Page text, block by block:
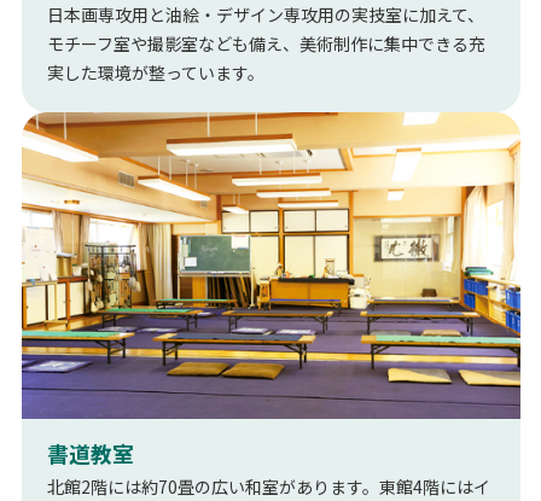
日本画専攻用と油絵・デザイン専攻用の実技室に加えて、
モチーフ室や撮影室なども備え、美術制作に集中できる充
実した環境が整っています。
書道教室
北館2階には約70畳の広い和室があります。東館4階にはイ